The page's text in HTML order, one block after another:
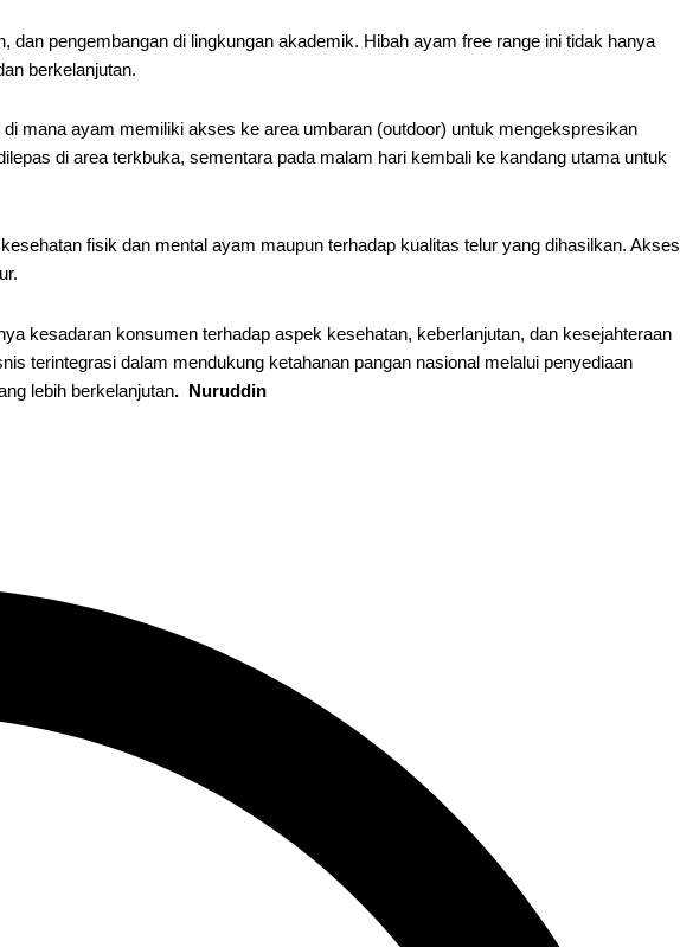
pengembangan di lingkungan akademik. Hibah ayam free range ini tidak hanya
berkelanjutan.
mana ayam memiliki akses ke area umbaran (outdoor) untuk mengekspresikan
di area terkbuka, sementara pada malam hari kembali ke kandang utama untuk
fisik dan mental ayam maupun terhadap kualitas telur yang dihasilkan. Akses
kesadaran konsumen terhadap aspek kesehatan, keberlanjutan, dan kesejahteraan
terintegrasi dalam mendukung ketahanan pangan nasional melalui penyediaan
lebih berkelanjutan. Nuruddin